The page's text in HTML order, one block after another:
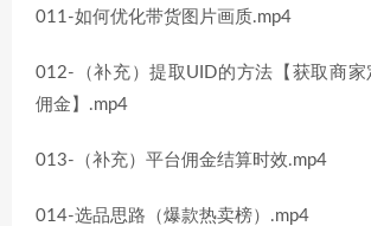
011-如何优化带货图片画质.mp4
012-（补充）提取UID的方法【获取商家
佣金】.mp4
013-（补充）平台佣金结算时效.mp4
014-选品思路（爆款热卖榜）.mp4